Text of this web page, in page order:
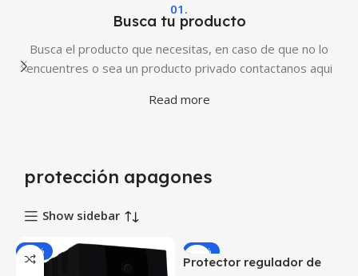
01.
Busca tu producto
Busca el producto que necesitas, en caso de que no lo
encuentres o sea un producto privado contactanos aqui
Read more
protección apagones
Show sidebar
-18% -17%
Protector regulador de